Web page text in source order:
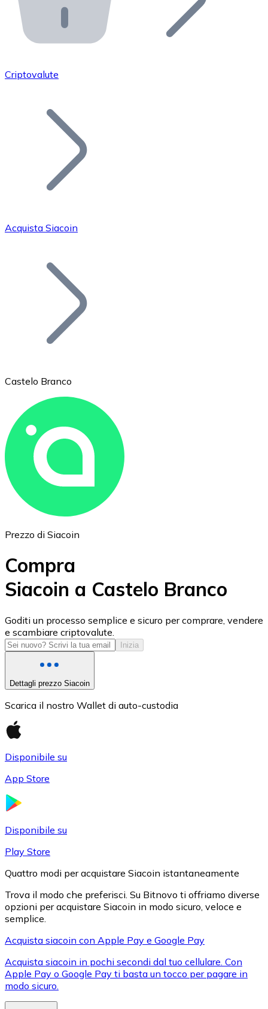
API Bitnovo
Integra la nostra API nel tuo ecosistema.
Unisciti alla nostra rete di rivenditori e
Aggiungi il token del tuo progetto al nostro servizio di
Bitcoin
Ethereum
ETH
USD Coin
USDC
XRP
XRP
Criptovalute
Acquista Siacoin
Castelo Branco
Prezzo di Siacoin
Compra
Siacoin a Castelo Branco
Goditi un processo semplice e sicuro per comprare, vendere
e scambiare criptovalute.
Inizia
Dettagli prezzo Siacoin
Scarica il nostro Wallet di auto-custodia
Disponibile su
App Store
Disponibile su
Play Store
Quattro modi per acquistare Siacoin istantaneamente
Trova il modo che preferisci. Su Bitnovo ti offriamo diverse
opzioni per acquistare Siacoin in modo sicuro, veloce e
semplice.
Acquista siacoin con Apple Pay e Google Pay
Acquista siacoin in pochi secondi dal tuo cellulare. Con
Apple Pay o Google Pay ti basta un tocco per pagare in
modo sicuro.